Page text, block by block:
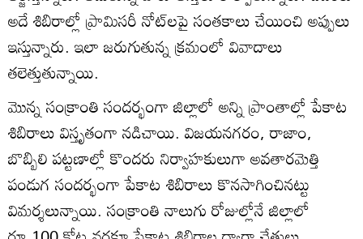
అదే శిబిరాల్లో ప్రామిసరీ నోట్‌లపై సంతకాలు చేయించి అప్పులు
ఇస్తున్నారు. ఇలా జరుగుతున్న క్రమంలో వివాదాలు
తలెత్తుతున్నాయి.
మొన్న సంక్రాంతి సందర్భంగా జిల్లాలో అన్ని ప్రాంతాల్లో పేకాట
శిబిరాలు విస్తృతంగా నడిచాయి. విజయనగరం, రాజాం,
బొబ్బిలి పట్టణాల్లో కొందరు నిర్వాహకులుగా అవతారమెత్తి
పండుగ సందర్భంగా పేకాట శిబిరాలు కొనసాగించినట్టు
విమర్శలున్నాయి. సంక్రాంతి నాలుగు రోజుల్లోనే జిల్లాలో